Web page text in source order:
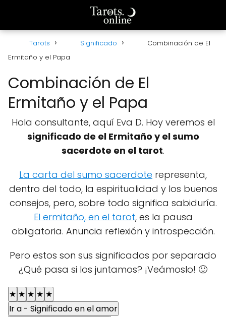
Tarots Significado
Combinación de El
Ermitaño y el Papa
Combinación de El
Ermitaño y el Papa
Hola consultante, aquí Eva D. Hoy veremos el
significado de el Ermitaño y el sumo
sacerdote en el tarot.
La carta del sumo sacerdote representa,
dentro del todo, la espiritualidad y los buenos
consejos, pero, sobre todo significa sabiduría.
El ermitaño, en el tarot, es la pausa
obligatoria. Anuncia reflexión y introspección.
Pero estos son sus significados por separado
¿Qué pasa si los juntamos? ¡Veámoslo! 🙂
★ ★ ★ ★ ★
Ir a - Significado en el amor